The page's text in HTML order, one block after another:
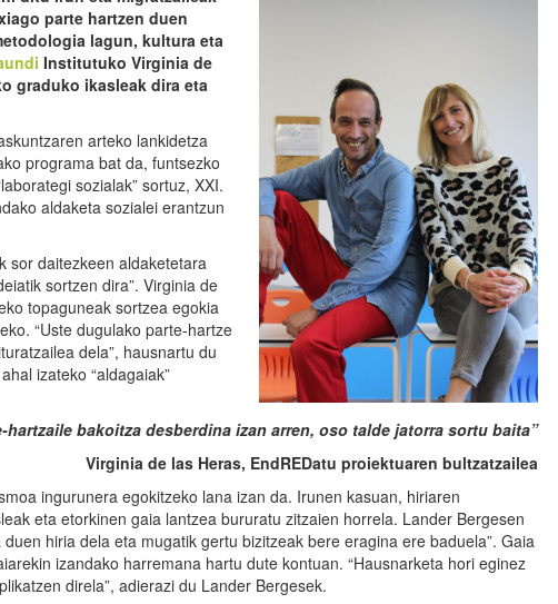
parte hartzen duen
lagun, kultura eta
Institutuko Virginia de
graduko ikasleak dira eta
arteko lankidetza
programa bat da, funtsezko
sozialak” sortuz, XXI.
aldaketa sozialei erantzun
sor daitezkeen aldaketetara
sortzen dira”. Virginia de
topaguneak sortzea egokia
“Uste dugulako parte-hartze
dela”, hausnartu du
izateko “aldagaiak”
hartzaile bakoitza desberdina izan arren, oso talde jatorra sortu baita”
Virginia de las Heras, EndREDatu proiektuaren bultzatzailea
ingurunera egokitzeko lana izan da. Irunen kasuan, hiriaren
eta etorkinen gaia lantzea bururatu zitzaien horrela. Lander Bergesen
hiria dela eta mugatik gertu bizitzeak bere eragina ere baduela”. Gaia
izandako harremana hartu dute kontuan. “Hausnarketa hori eginez
direla”, adierazi du Lander Bergesek.